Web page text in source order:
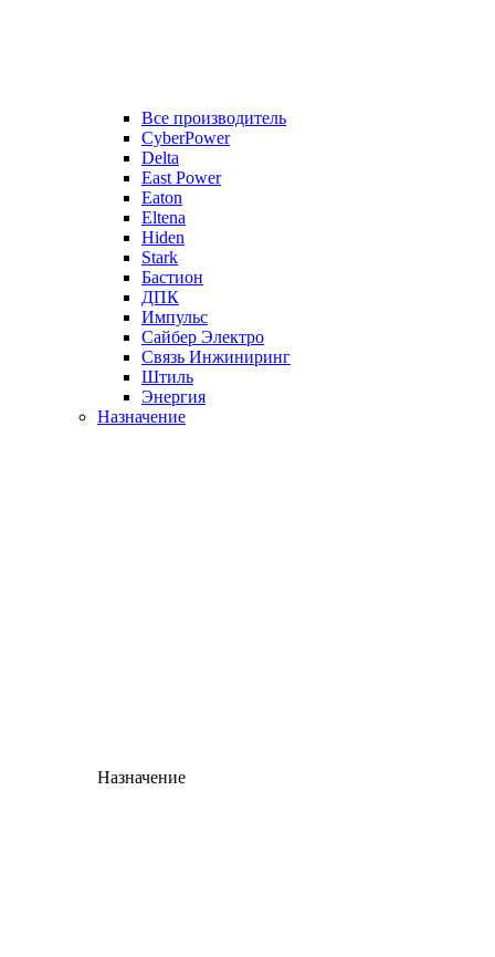
Все производитель
CyberPower
Delta
East Power
Eaton
Eltena
Hiden
Stark
Бастион
ДПК
Импульс
Сайбер Электро
Связь Инжиниринг
Штиль
Энергия
Назначение
Назначение